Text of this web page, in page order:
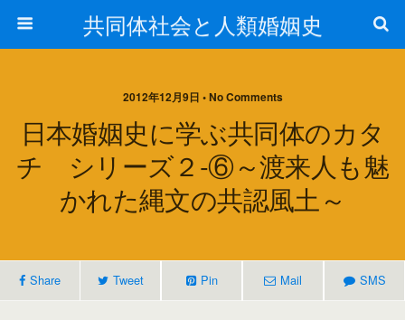
共同体社会と人類婚姻史
2012年12月9日 • No Comments
日本婚姻史に学ぶ共同体のカタ
チ シリーズ２‐⑥～渡来人も魅
かれた縄文の共認風土～
Share Tweet Pin Mail SMS